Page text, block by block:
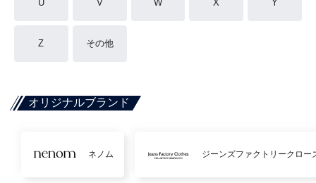
U V W X Y
Z その他
オリジナルブランド
ネノム ジーンズファクトリークロー